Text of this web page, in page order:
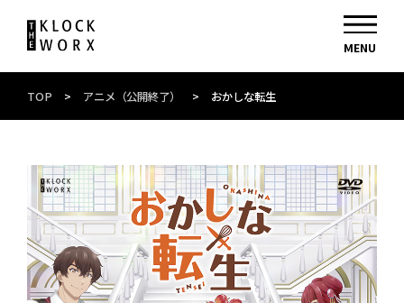
TOP > アニメ（公開終了） > おかしな転生